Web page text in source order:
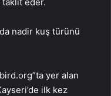
yer alan
ilk kez